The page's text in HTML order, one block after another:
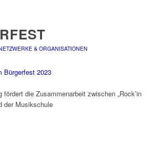
& ORGANISATIONEN
fördert die Zusammenarbeit zwischen „Rock’in
der Musikschule